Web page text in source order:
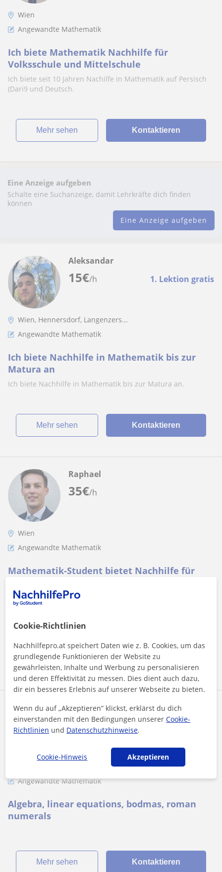
Wien
Angewandte Mathematik
Ich biete Mathematik Nachhilfe für
Volksschule und Mittelschule
Ich biete seit 10 Jahren Nachilfe in Mathematik auf Persisch
(Dari9 und Deutsch.
Mehr sehen Kontaktieren
Eine Anzeige aufgeben
Schalte eine Suchanzeige, damit Lehrkräfte dich finden
können
Eine Anzeige aufgeben
15€/h 1. Lektion gratis
Aleksandar
Wien, Hennersdorf, Langenzers...
Angewandte Mathematik
Ich biete Nachhilfe in Mathematik bis zur
Matura an
Ich biete Nachhilfe in Mathematik bis zur Matura an.
Mehr sehen Kontaktieren
35€/h
Raphael
Wien
Angewandte Mathematik
Mathematik-Student bietet Nachhilfe für
Ich bin erfahrener Mathematik-Nachhilfelehrer,
insbesondere für Schülerinnen und Schüler der Oberstufe.
Mehr sehen Kontaktieren
20€ /h 1. Lektion gratis
Nneamaka Amelia
Angewandte Mathematik
Algebra, linear equations, bodmas, roman
numerals
Mehr sehen Kontaktieren
Cookie-Richtlinien
Nachhilfepro.at speichert Daten wie z. B. Cookies, um das
grundlegende Funktionieren der Website zu
gewährleisten, Inhalte und Werbung zu personalisieren
und deren Effektivität zu messen. Dies dient auch dazu,
dir ein besseres Erlebnis auf unserer Webseite zu bieten.
Wenn du auf „Akzeptieren” klickst, erklärst du dich
einverstanden mit den Bedingungen unsererCookie-
Richtlinien und Datenschutzhinweise.
Cookie-Hinweis Akzeptieren